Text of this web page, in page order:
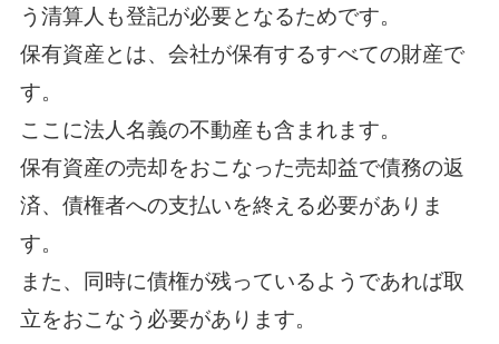
う清算人も登記が必要となるためです。
保有資産とは、会社が保有するすべての財産で
す。
ここに法人名義の不動産も含まれます。
保有資産の売却をおこなった売却益で債務の返
済、債権者への支払いを終える必要がありま
す。
また、同時に債権が残っているようであれば取
立をおこなう必要があります。